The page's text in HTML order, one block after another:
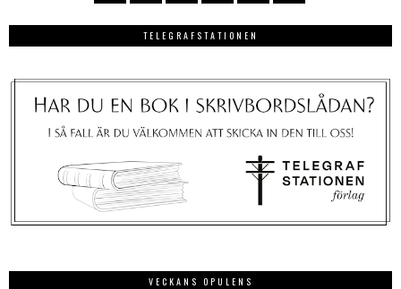
TELEGRAFSTATIONEN
VECKANS OPULENS